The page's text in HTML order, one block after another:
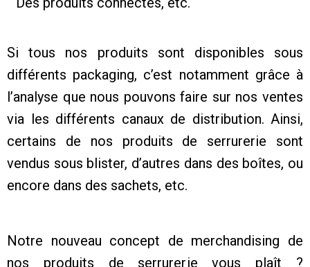
Si tous nos produits sont disponibles sous
différents packaging, c’est notamment grâce à
l’analyse que nous pouvons faire sur nos ventes
via les différents canaux de distribution. Ainsi,
certains de nos produits de serrurerie sont
vendus sous blister, d’autres dans des boîtes, ou
encore dans des sachets, etc.
Notre nouveau concept de merchandising de
nos produits de serrurerie vous plaît ?